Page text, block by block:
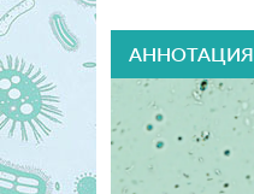
АННОТАЦИЯ